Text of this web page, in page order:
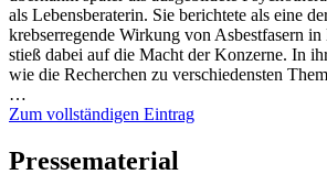
als Lebensberaterin. Sie berichtete als eine
krebserregende Wirkung von Asbestfasern
stieß dabei auf die Macht der Konzerne. In
wie die Recherchen zu verschiedensten
…
Zum vollständigen Eintrag
Pressematerial